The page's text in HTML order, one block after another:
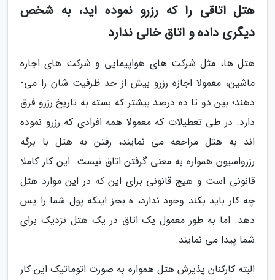
هتل اتاقی را که رزرو نموده اید، به شخص
دیگری داده و اتاق خالی ندارد
هتل ­ها، مثل شرکت ­های هواپیمایی و شرکت ­های اجاره
ماشین، معمولا اجازه رزرو بیش از حد ظرفیت شان را می­
دهند؛ بین دو تا ده درصد بیشتر که بسته به تاریخ رزرو فرق
دارد. در طی تعطیلات که معمولا همه افرادی که رزرو نموده
اند به هتل مراجعه می­ نمایند، رفتن به هتل با برگه
رزرواسیون همواره به معنی گرفتن اتاق نیست. این کار کاملا
قانونی است و هیچ قانونی برای این که در این موارد هتل
چه کار باید بکند وجود ندارد، ه بجز اینکه پول شما را پس
دهد. اما به طور معمول یک اتاق در یک هتل نزدیک برای
شما پیدا می نمایند.
البته کارکنان پذیرش هتل همواره به صورت اتوماتیک این کار